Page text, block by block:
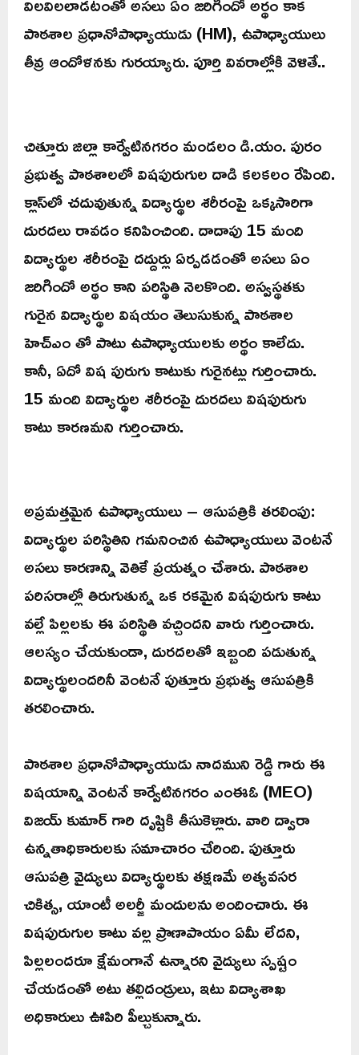
పాఠశాల ప్రధానోపాధ్యాయుడు (HM), ఉపాధ్యాయులు
తీవ్ర ఆందోళనకు గురయ్యారు. పూర్తి వివరాల్లోకి వెళితే..
చిత్తూరు జిల్లా కార్వేటినగరం మండలం డి.యం. పురం
ప్రభుత్వ పాఠశాలలో విషపురుగుల దాడి కలకలం రేపింది.
క్లాస్‌లో చదువుతున్న విద్యార్థుల శరీరంపై ఒక్కసారిగా
దురదలు రావడం కనిపించింది. దాదాపు 15 మంది
విద్యార్థుల శరీరంపై దద్దుర్లు ఏర్పడడంతో అసలు ఏం
జరిగిందో అర్థం కాని పరిస్థితి నెలకొంది. అస్వస్థతకు
గురైన విద్యార్థుల విషయం తెలుసుకున్న పాఠశాల
హెచ్ఎం తో పాటు ఉపాధ్యాయులకు అర్థం కాలేదు.
కానీ, ఏదో విష పురుగు కాటుకు గురైనట్లు గుర్తించారు.
15 మంది విద్యార్థుల శరీరంపై దురదలు విషపురుగు
కాటు కారణమని గుర్తించారు.
అప్రమత్తమైన ఉపాధ్యాయులు – ఆసుపత్రికి తరలింపు:
విద్యార్థుల పరిస్థితిని గమనించిన ఉపాధ్యాయులు వెంటనే
అసలు కారణాన్ని వెతికే ప్రయత్నం చేశారు. పాఠశాల
పరిసరాల్లో తిరుగుతున్న ఒక రకమైన విషపురుగు కాటు
వల్లే పిల్లలకు ఈ పరిస్థితి వచ్చిందని వారు గుర్తించారు.
ఆలస్యం చేయకుండా, దురదలతో ఇబ్బంది పడుతున్న
విద్యార్థులందరినీ వెంటనే పుత్తూరు ప్రభుత్వ ఆసుపత్రికి
తరలించారు.
పాఠశాల ప్రధానోపాధ్యాయుడు నాదముని రెడ్డి గారు ఈ
విషయాన్ని వెంటనే కార్వేటినగరం ఎంఈఓ (MEO)
విజయ్ కుమార్ గారి దృష్టికి తీసుకెళ్లారు. వారి ద్వారా
ఉన్నతాధికారులకు సమాచారం చేరింది. పుత్తూరు
ఆసుపత్రి వైద్యులు విద్యార్థులకు తక్షణమే అత్యవసర
చికిత్స, యాంటీ అలర్జీ మందులను అందించారు. ఈ
విషపురుగుల కాటు వల్ల ప్రాణాపాయం ఏమీ లేదని,
పిల్లలందరూ క్షేమంగానే ఉన్నారని వైద్యులు స్పష్టం
చేయడంతో అటు తల్లిదండ్రులు, ఇటు విద్యాశాఖ
అధికారులు ఊపిరి పీల్చుకున్నారు.